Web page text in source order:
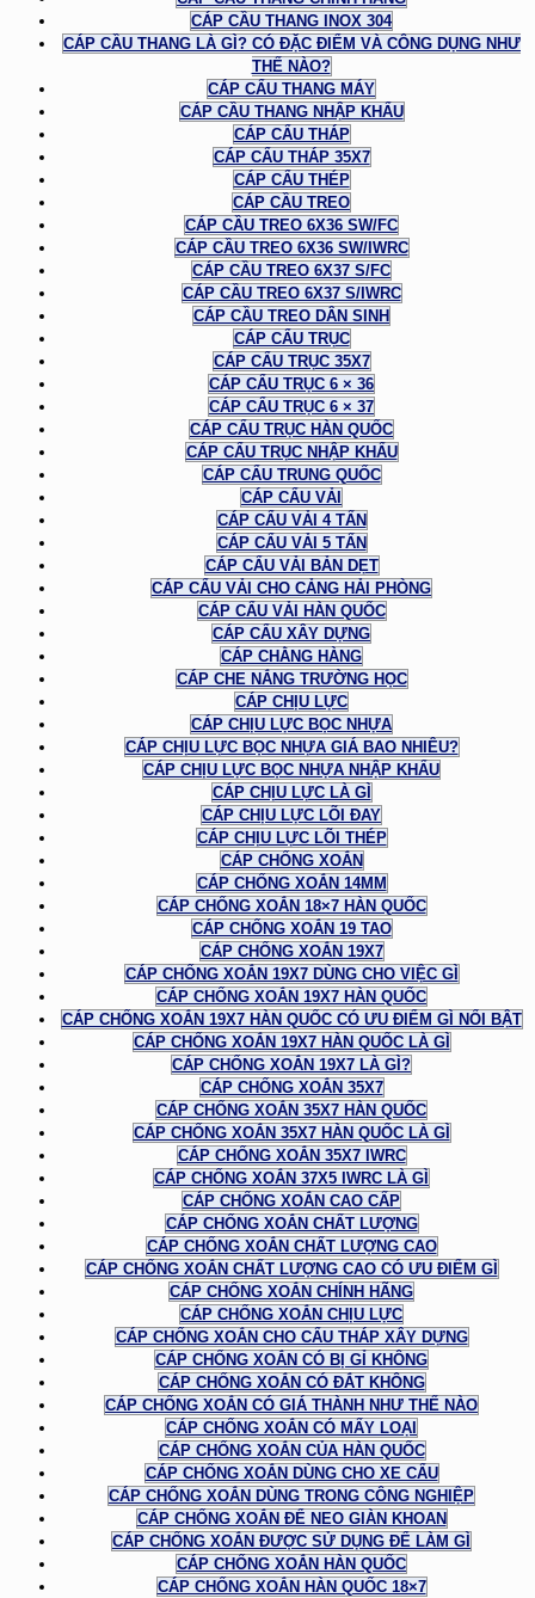
CÁP CẦU THANG INOX 304
CÁP CẦU THANG LÀ GÌ? CÓ ĐẶC ĐIỂM VÀ CÔNG DỤNG NHƯ
THẾ NÀO?
CÁP CẨU THANG MÁY
CÁP CẦU THANG NHẬP KHẨU
CÁP CẨU THÁP
CÁP CẨU THÁP 35X7
CÁP CẨU THÉP
CÁP CẦU TREO
CÁP CẦU TREO 6X36 SW/FC
CÁP CẦU TREO 6X36 SW/IWRC
CÁP CẦU TREO 6X37 S/FC
CÁP CẦU TREO 6X37 S/IWRC
CÁP CẦU TREO DÂN SINH
CÁP CẨU TRỤC
CÁP CẨU TRỤC 35X7
CÁP CẨU TRỤC 6 × 36
CÁP CẨU TRỤC 6 × 37
CÁP CẨU TRỤC HÀN QUỐC
CÁP CẨU TRỤC NHẬP KHẨU
CÁP CẨU TRUNG QUỐC
CÁP CẨU VẢI
CÁP CẨU VẢI 4 TẤN
CÁP CẨU VẢI 5 TẤN
CÁP CẨU VẢI BẢN DẸT
CÁP CẨU VẢI CHO CẢNG HẢI PHÒNG
CÁP CẨU VẢI HÀN QUỐC
CÁP CẨU XÂY DỰNG
CÁP CHẰNG HÀNG
CÁP CHE NẮNG TRƯỜNG HỌC
CÁP CHỊU LỰC
CÁP CHỊU LỰC BỌC NHỰA
CÁP CHỊU LỰC BỌC NHỰA GIÁ BAO NHIÊU?
CÁP CHỊU LỰC BỌC NHỰA NHẬP KHẨU
CÁP CHỊU LỰC LÀ GÌ
CÁP CHỊU LỰC LÕI ĐAY
CÁP CHỊU LỰC LÕI THÉP
CÁP CHỐNG XOẮN
CÁP CHỐNG XOẮN 14MM
CÁP CHỐNG XOẮN 18×7 HÀN QUỐC
CÁP CHỐNG XOẮN 19 TAO
CÁP CHỐNG XOẮN 19X7
CÁP CHỐNG XOẮN 19X7 DÙNG CHO VIỆC GÌ
CÁP CHỐNG XOẮN 19X7 HÀN QUỐC
CÁP CHỐNG XOẮN 19X7 HÀN QUỐC CÓ ƯU ĐIỂM GÌ NỔI BẬT
CÁP CHỐNG XOẮN 19X7 HÀN QUỐC LÀ GÌ
CÁP CHỐNG XOẮN 19X7 LÀ GÌ?
CÁP CHỐNG XOẮN 35X7
CÁP CHỐNG XOẮN 35X7 HÀN QUỐC
CÁP CHỐNG XOẮN 35X7 HÀN QUỐC LÀ GÌ
CÁP CHỐNG XOẮN 35X7 IWRC
CÁP CHỐNG XOẮN 37X5 IWRC LÀ GÌ
CÁP CHỐNG XOẮN CAO CẤP
CÁP CHỐNG XOẮN CHẤT LƯỢNG
CÁP CHỐNG XOẮN CHẤT LƯỢNG CAO
CÁP CHỐNG XOẮN CHẤT LƯỢNG CAO CÓ ƯU ĐIỂM GÌ
CÁP CHỐNG XOẮN CHÍNH HÃNG
CÁP CHỐNG XOẮN CHỊU LỰC
CÁP CHỐNG XOẮN CHO CẨU THÁP XÂY DỰNG
CÁP CHỐNG XOẮN CÓ BỊ GỈ KHÔNG
CÁP CHỐNG XOẮN CÓ ĐẮT KHÔNG
CÁP CHỐNG XOẮN CÓ GIÁ THÀNH NHƯ THẾ NÀO
CÁP CHỐNG XOẮN CÓ MẤY LOẠI
CÁP CHỐNG XOẮN CỦA HÀN QUỐC
CÁP CHỐNG XOẮN DÙNG CHO XE CẨU
CÁP CHỐNG XOẮN DÙNG TRONG CÔNG NGHIỆP
CÁP CHỐNG XOẮN ĐỂ NEO GIÀN KHOAN
CÁP CHỐNG XOẮN ĐƯỢC SỬ DỤNG ĐỂ LÀM GÌ
CÁP CHỐNG XOẮN HÀN QUỐC
CÁP CHỐNG XOẮN HÀN QUỐC 18×7